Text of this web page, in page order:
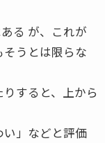
る が、これが
うとは限らな
すると、上から
」などと評価